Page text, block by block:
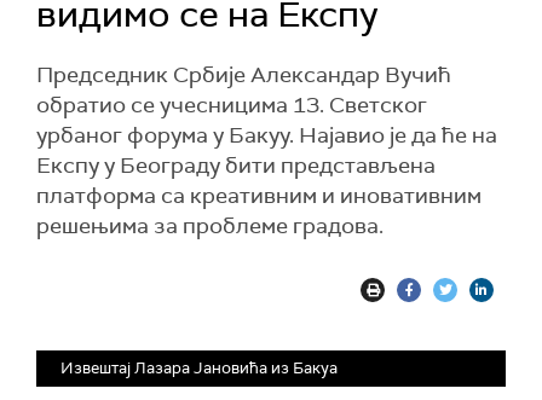
видимо се на Експу
Председник Србије Александар Вучић
обратио се учесницима 13. Светског
урбаног форума у Бакуу. Најавио је да ће на
Експу у Београду бити представљена
платформа са креативним и иновативним
решењима за проблеме градова.
Извештај Лазара Јановића из Бакуа